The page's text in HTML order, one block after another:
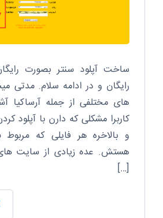
ساخت آپلود سنتر بصورت
رایگان و در ادامه سلام. مدتی
های مختلفی از جمله آرساکیا
کاربرا مشکلی که دارن با آپلود
و بالاخره هر فایلی که
هستش. عده زیادی از سایت
[…]